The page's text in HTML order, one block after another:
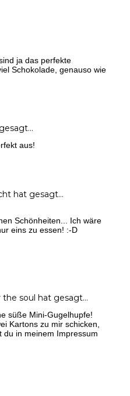
ja das perfekte
Schokolade, genauso wie
aus!
hat gesagt…
Schönheiten... Ich wäre
eins zu essen! :-D
the soul hat gesagt…
süße Mini-Gugelhupfe!
Kartons zu mir schicken,
du in meinem Impressum